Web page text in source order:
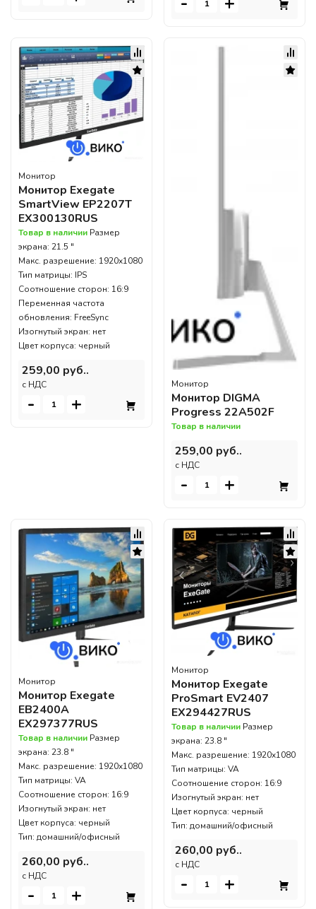
Монитор
Монитор Exegate
SmartView EP2207T
EX300130RUS
Товар в наличии Размер
экрана: 21.5 "
Макс. разрешение: 1920x1080
Тип матрицы: IPS
Соотношение сторон: 16:9
Переменная частота
обновления: FreeSync
Изогнутый экран: нет
Цвет корпуса: черный
259,00 руб..
c НДС
- +
Монитор
Монитор DIGMA
Progress 22A502F
Товар в наличии
259,00 руб..
c НДС
- +
Монитор
Монитор Exegate
EB2400A
EX297377RUS
Товар в наличии Размер
экрана: 23.8 "
Макс. разрешение: 1920x1080
Тип матрицы: VA
Соотношение сторон: 16:9
Изогнутый экран: нет
Цвет корпуса: черный
Тип: домашний/офисный
260,00 руб..
c НДС
- +
Монитор
Монитор Exegate
ProSmart EV2407
EX294427RUS
Товар в наличии Размер
экрана: 23.8 "
Макс. разрешение: 1920x1080
Тип матрицы: VA
Соотношение сторон: 16:9
Изогнутый экран: нет
Цвет корпуса: черный
Тип: домашний/офисный
260,00 руб..
c НДС
- +